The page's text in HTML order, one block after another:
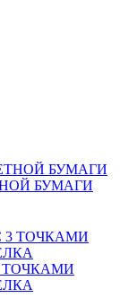
БУМАГИ
ТОЧКАМИ